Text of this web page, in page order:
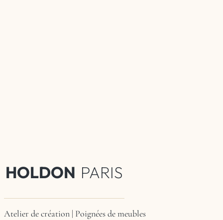
HOLDON PARIS
Atelier de création | Poignées de meubles